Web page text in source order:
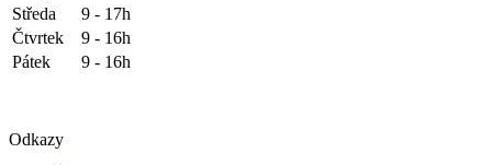
Středa
9 - 17h
Čtvrtek
9 - 16h
Pátek
9 - 16h
Odkazy